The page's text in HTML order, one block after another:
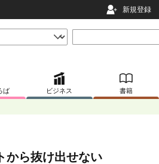
新規登録
ば ビジネス 書籍
から抜け出せない